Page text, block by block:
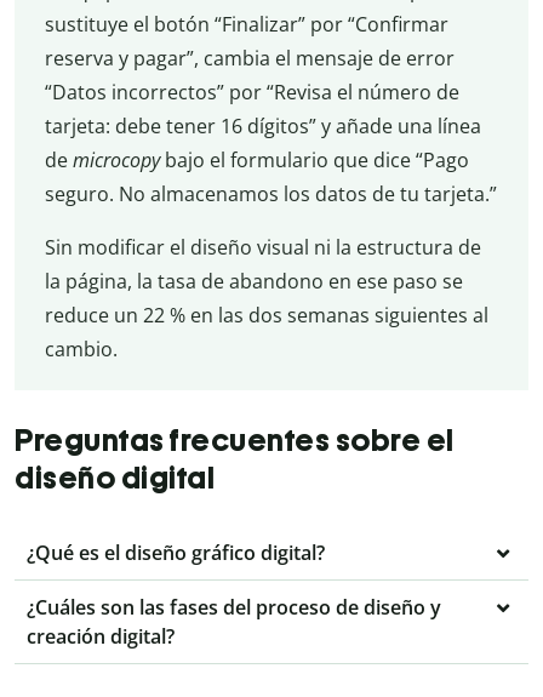
sustituye el botón “Finalizar” por “Confirmar
reserva y pagar”, cambia el mensaje de error
“Datos incorrectos” por “Revisa el número de
tarjeta: debe tener 16 dígitos” y añade una línea
demicrocopybajo el formulario que dice “Pago
seguro. No almacenamos los datos de tu tarjeta.”
Sin modificar el diseño visual ni la estructura de
la página, la tasa de abandono en ese paso se
reduce un 22 % en las dos semanas siguientes al
cambio.
Preguntas frecuentes sobre el
diseño digital
¿Qué es el diseño gráfico digital?
¿Cuáles son las fases del proceso de diseño y
creación digital?